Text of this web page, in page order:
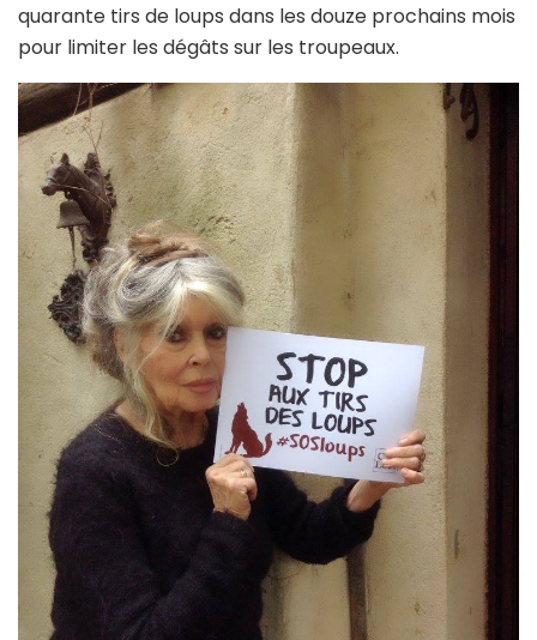
quarante tirs de loups dans les douze prochains mois
pour limiter les dégâts sur les troupeaux.